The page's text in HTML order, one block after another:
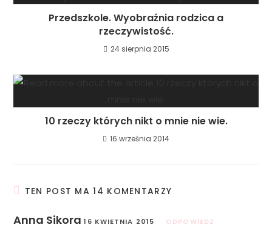
Przedszkole. Wyobraźnia rodzica a
rzeczywistość.
24 sierpnia 2015
10 rzeczy których nikt o mnie nie wie.
16 września 2014
TEN POST MA 14 KOMENTARZY
Anna Sikora 16 KWIETNIA 2015 ODPOWIEDZ